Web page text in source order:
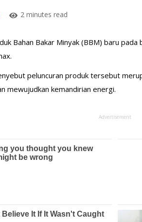
2 minutes read
Bahan Bakar Minyak (BBM) baru
peluncuran produk tersebut
mewujudkan kemandirian energi.
Advertisement